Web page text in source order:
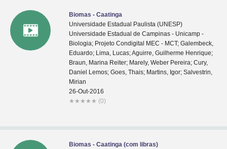
Biomas - Caatinga
Universidade Estadual Paulista (UNESP)
Universidade Estadual de Campinas - Unicamp -
Biologia; Projeto Condigital MEC - MCT; Galembeck,
Eduardo; Lima, Lucas; Aguirre, Guilherme Henrique;
Braun, Marina Reiter; Marely, Weber Pereira; Cury,
Daniel Lemos; Goes, Thais; Martins, Igor; Salvestrin,
Mirian
26-Out-2016
★ ★ ★ ★ ★ (0)
Biomas - Caatinga (com libras)